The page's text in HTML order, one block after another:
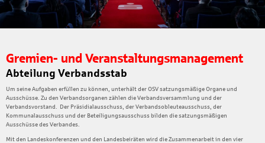
Gremien- und Veranstaltungsmanagement
Abteilung Verbandsstab
Um seine Aufgaben erfüllen zu können, unterhält der OSV satzungsmäßige Organe und
Ausschüsse. Zu den Verbandsorganen zählen die Verbandsversammlung und der
Verbandsvorstand. Der Präsidialausschuss, der Verbandsobleuteausschuss, der
Kommunalausschuss und der Beteiligungsausschuss bilden die satzungsmäßigen
Ausschüsse des Verbandes.
Mit den Landeskonferenzen und den Landesbeiräten wird die Zusammenarbeit in den vier